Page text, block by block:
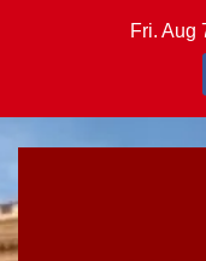
Fri. Aug